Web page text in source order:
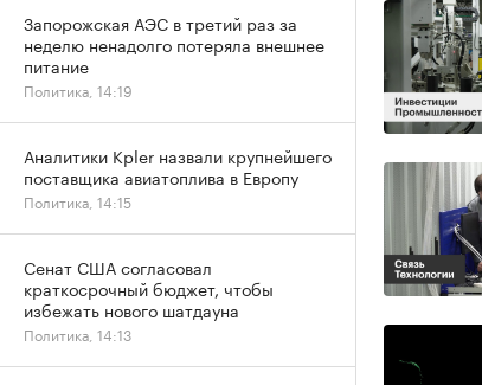
Запорожская АЭС в третий раз за
неделю ненадолго потеряла внешнее
питание
Политика, 14:19
Аналитики Kpler назвали крупнейшего
поставщика авиатоплива в Европу
Политика, 14:15
Сенат США согласовал
краткосрочный бюджет, чтобы
избежать нового шатдауна
Политика, 14:13